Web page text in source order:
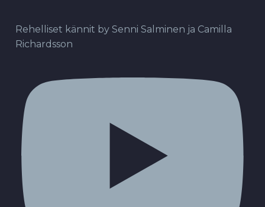
Rehelliset kännit by Senni Salminen ja Camilla
Richardsson